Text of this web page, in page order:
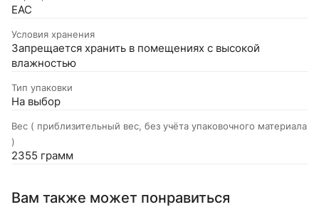
EAC
Условия хранения
Запрещается хранить в помещениях с высокой
влажностью
Тип упаковки
На выбор
Вес ( приблизительный вес, без учёта упаковочного материала
)
2355 грамм
Вам также может понравиться